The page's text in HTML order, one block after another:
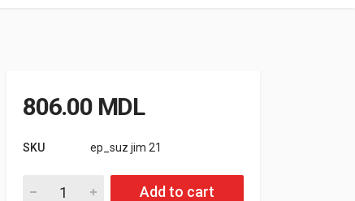
806.00 MDL
SKU ep_suz jim 21
Cantitate Inaltatoare Suzuki Jimny spate – 6 cm
Add to cart